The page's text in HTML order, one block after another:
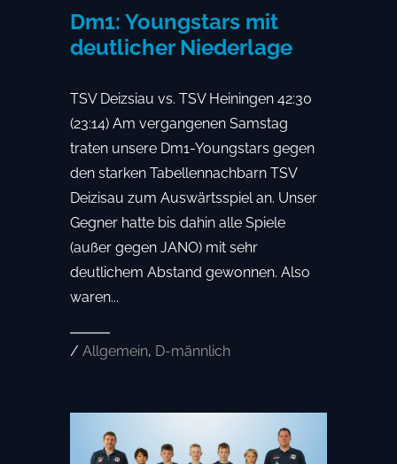
Dm1: Youngstars mit
deutlicher Niederlage
TSV Deizsiau vs. TSV Heiningen 42:30
(23:14) Am vergangenen Samstag
traten unsere Dm1-Youngstars gegen
den starken Tabellennachbarn TSV
Deizisau zum Auswärtsspiel an. Unser
Gegner hatte bis dahin alle Spiele
(außer gegen JANO) mit sehr
deutlichem Abstand gewonnen. Also
waren...
/ Allgemein, D-männlich